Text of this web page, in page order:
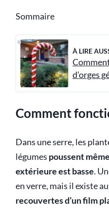
Sommaire
À LIRE
d’orges
Comment
Dans une serre, les
légumes poussent
extérieure est basse.
en verre, mais il existe
recouvertes d’un film